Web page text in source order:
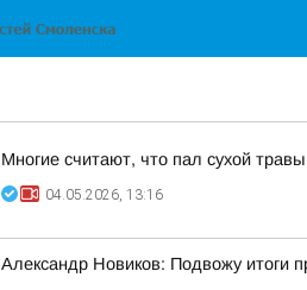
Многие считают, что пал сухой
04.05.2026, 13:16
Александр Новиков: Подвожу итоги